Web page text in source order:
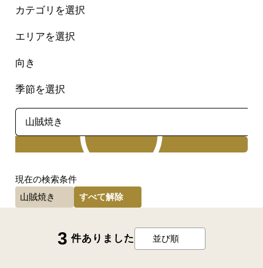
カテゴリを選択
エリアを選択
向き
季節を選択
現在の検索条件
山賊焼き
すべて解除
3 件ありました 並び順